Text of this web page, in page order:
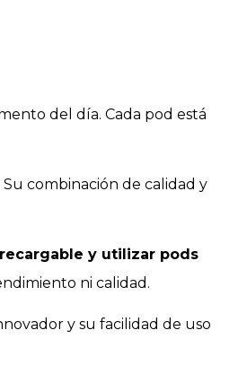
del día. Cada pod está
Su combinación de calidad y
recargable y utilizar pods
ni calidad.
y su facilidad de uso